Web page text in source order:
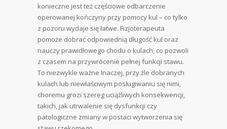
konieczne jest też częściowe odbarczenie
operowanej kończyny przy pomocy kul – co tylko
z pozoru wydaje się łatwe. Fizjoterapeuta
pomoże dobrać odpowiednią długość kul oraz
nauczy prawidłowego chodu o kulach, co pozwoli
z czasem na przywrócenie pełnej funkcji stawu.
To niezwykle ważne Inaczej, przy źle dobranych
kulach lub niewłaściwym posługiwaniu się nimi,
choremu grozi szereg uciążliwych konsekwencji,
takich, jak utrwalenie się dysfunkcji czy
patologiczne zmiany w postaci wytworzenia się